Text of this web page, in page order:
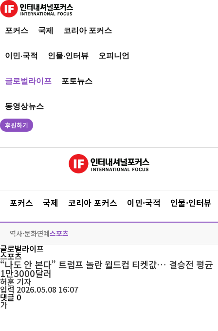
포커스 국제 코리아 포커스
이민·국적 인물·인터뷰 오피니언
글로벌라이프 포토뉴스
동영상뉴스
후원하기
포커스 국제 코리아 포커스 이민·국적 인물·인터뷰
역사·문화연예스포츠
글로벌라이프
스포츠
“나도 안 본다” 트럼프 놀란 월드컵 티켓값… 결승전 평균
1만3000달러
허훈 기자
입력 2026.05.08 16:07
댓글 0
가